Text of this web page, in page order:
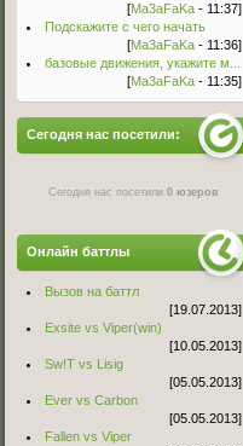
[Ma3aFaKa - 11:37]
Подскажите с чего начать
[Ma3aFaKa - 11:36]
базовые движения, укажите м...
[Ma3aFaKa - 11:35]
Сегодня нас посетили:
Сегодня нас посетили0 юзеров
Онлайн баттлы
Вызов на баттл
[19.07.2013]
Exsite vs Viper(win)
[10.05.2013]
Sw!T vs Lisig
[05.05.2013]
Ever vs Carbon
[05.05.2013]
Fallen vs Viper